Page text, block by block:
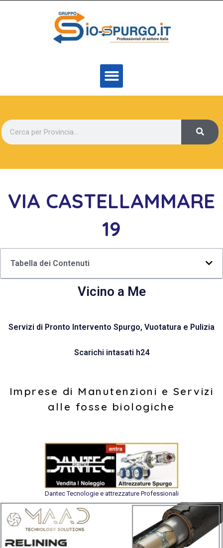
VIA CASTELLAMMARE
19
Tabella dei Contenuti
Vicino a Me
Servizi di Pronto Intervento Spurgo, Vuotatura e Pulizia
Scarichi intasati h24
Imprese di Manutenzioni e Servizi
alle fosse biologiche
Dantec Tecnologie e attrezzature Professionali